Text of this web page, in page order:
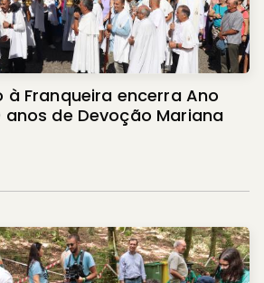
à Franqueira encerra Ano
de Devoção Mariana